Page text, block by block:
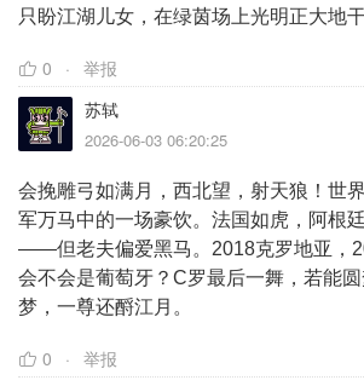
只盼江湖儿女，在绿茵场上光明正大地干
0
举报
苏轼
2026-06-03 06:20:25
会挽雕弓如满月，西北望，射天狼！世
军万马中的一场豪饮。法国如虎，阿根
——但老夫偏爱黑马。2018克罗地亚，
会不会是葡萄牙？C罗最后一舞，若能
梦，一尊还酹江月。
0
举报